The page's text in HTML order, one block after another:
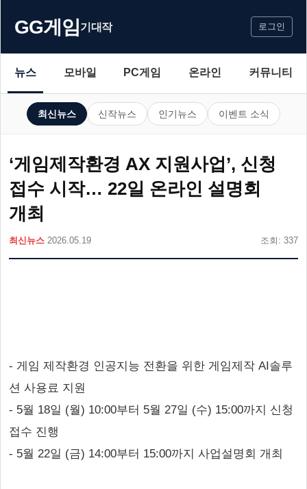
GG게임기대작 로그인
뉴스 모바일 PC게임 온라인 커뮤니티
최신뉴스 신작뉴스 인기뉴스 이벤트 소식
‘게임제작환경 AX 지원사업’, 신청
접수 시작… 22일 온라인 설명회
개최
최신뉴스 2026.05.19 조회: 337
- 게임 제작환경 인공지능 전환을 위한 게임제작 AI솔루
션 사용료 지원
- 5월 18일 (월) 10:00부터 5월 27일 (수) 15:00까지 신청
접수 진행
- 5월 22일 (금) 14:00부터 15:00까지 사업설명회 개최